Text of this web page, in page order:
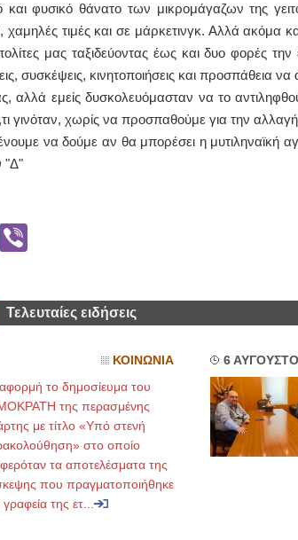
και φυσικό θάνατο των μικρομάγαζων της
χαμηλές τιμές και σε μάρκετινγκ. Αλλά ακόμα
μας ταξιδεύοντας έως και δυο φορές
συσκέψεις, κινητοποιήσεις και προσπάθεια
αλλά εμείς δυσκολευόμασταν να το
γινόταν, χωρίς να προσπαθούμε για την
να δούμε αν θα μπορέσει η μυτιληναϊκή
"Δ"
Viber
Τελευταίες ειδήσεις
ΚΟΙΝΩΝΙΑ
το δημοσίευμα του
της περασμένης
με τίτλο «Υπό στενή
στο οποίο
τα αποτελέσματα της
που πραγματοποιήθηκε
της ετ...
6